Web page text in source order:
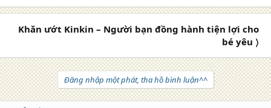
Khăn ướt Kinkin – Người bạn đồng hành tiện lợi cho
bé yêu 〉
Đăng nhập một phát, tha hồ bình luận^^